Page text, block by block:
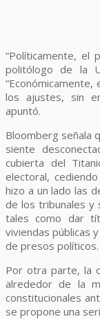
“Políticamente, el
politólogo de la
los ajustes, sin
apuntó.
Bloomberg señala
siente
cubierta del
electoral,
hizo a un lado las
de los tribunales y
tales como dar
viviendas públicas
de presos políticos.
Por otra parte, la
alrededor de la
constitucionales
se propone una